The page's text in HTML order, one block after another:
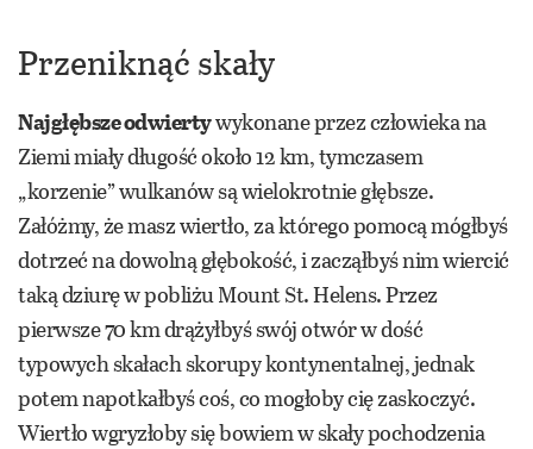
Przeniknąć skały
Najgłębsze odwiertywykonane przez człowieka na
Ziemi miały długość około 12 km, tymczasem
„korzenie” wulkanów są wielokrotnie głębsze.
Załóżmy, że masz wiertło, za którego pomocą mógłbyś
dotrzeć na dowolną głębokość, i zacząłbyś nim wiercić
taką dziurę w pobliżu Mount St. Helens. Przez
pierwsze 70 km drążyłbyś swój otwór w dość
typowych skałach skorupy kontynentalnej, jednak
potem napotkałbyś coś, co mogłoby cię zaskoczyć.
Wiertło wgryzłoby się bowiem w skały pochodzenia